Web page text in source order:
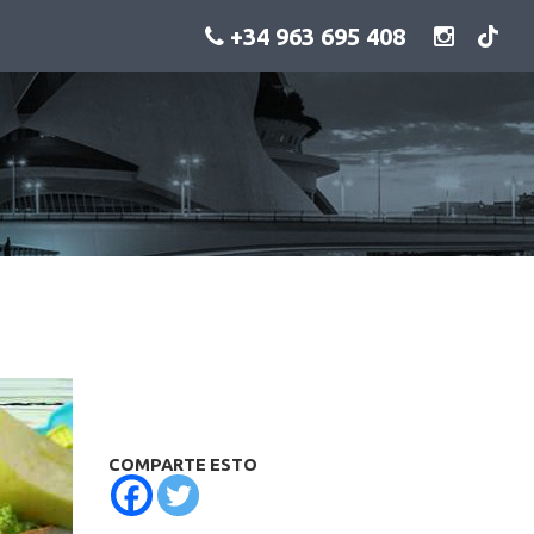
+34 963 695 408
COMPARTE ESTO